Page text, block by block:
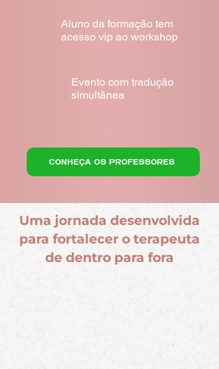
Aluno da formação tem
acesso vip ao workshop
Evento com tradução
simultânea
CONHEÇA OS PROFESSORES
Uma jornada desenvolvida
para fortalecer o terapeuta
de dentro para fora